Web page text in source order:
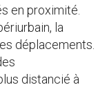
en proximité.
la
déplacements.
distancié à